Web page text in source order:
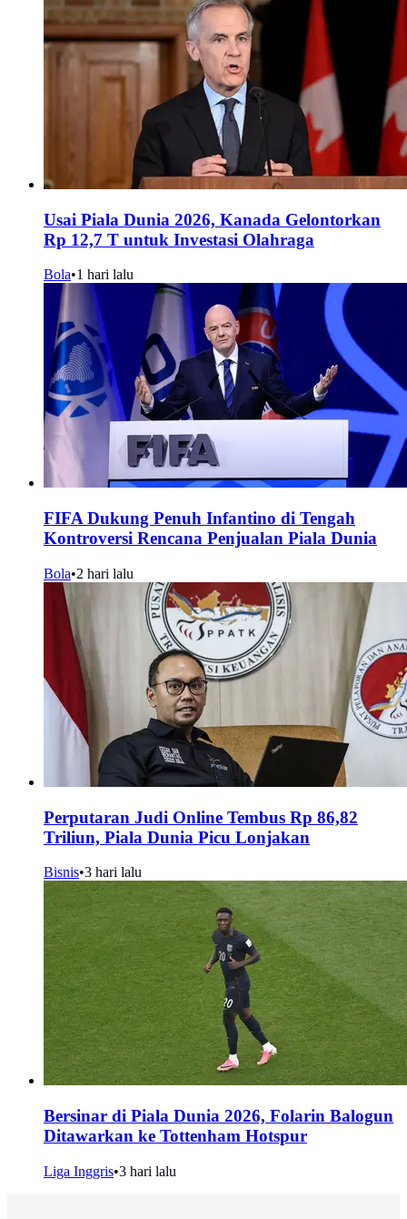
Usai Piala Dunia 2026, Kanada Gelontorkan
Rp 12,7 T untuk Investasi Olahraga
Bola•1 hari lalu
FIFA Dukung Penuh Infantino di Tengah
Kontroversi Rencana Penjualan Piala Dunia
Bola•2 hari lalu
Perputaran Judi Online Tembus Rp 86,82
Triliun, Piala Dunia Picu Lonjakan
Bisnis•3 hari lalu
Bersinar di Piala Dunia 2026, Folarin Balogun
Ditawarkan ke Tottenham Hotspur
Liga Inggris•3 hari lalu